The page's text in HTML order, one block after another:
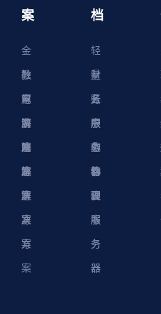
案
金
融
解
决
方
案
教
育
解
决
方
案
电
商
解
决
方
案
游
戏
解
决
方
案
网
站
解
决
方
案
档
轻
量
云
服
务
器
财
务
中
心
账
户
中
心
服
务
协
议
软
件
脚
本
物
理
服
务
器
云
服
务
器